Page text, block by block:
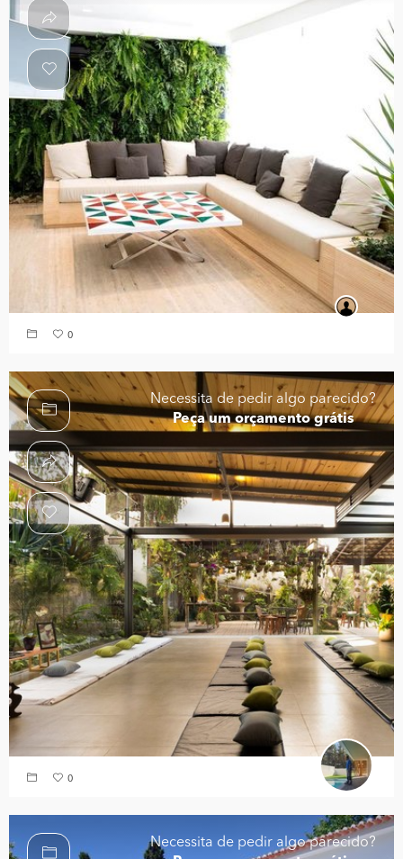
0
Necessita de pedir algo parecido?
Peça um orçamento grátis
0
Necessita de pedir algo parecido?